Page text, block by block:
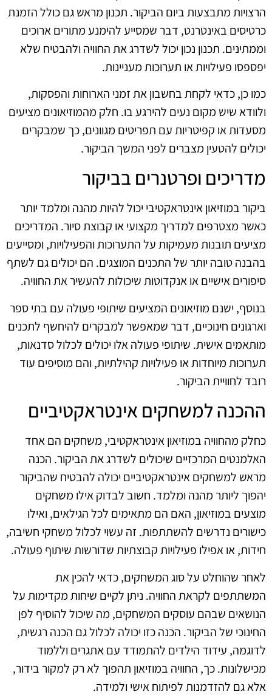
הרצויות מתבצעות ביום הביקור. תכנון מראש גם כולל הזמנת
כרטיסים באינטרנט, דבר שמסייע להימנע מתורים ארוכים
וממתינים. תכנון נכון יכול לשדרג את החוויה ולהבטיח שלא
יפספסו פעילויות או תערוכות מעניינות.
כמו כן, כדאי לקחת בחשבון את זמני הארוחות והפסקות,
ולוודא שיש מקום נעים להירגע בו. חלק מהמוזיאונים מציעים
מסעדות או קפיטריות עם תפריטים מגוונים, כך שמבקרים
יכולים להטעין מצברים לפני המשך הביקור.
מדריכים ופרטנרים בביקור
ביקור במוזיאון אינטראקטיבי יכול להיות מהנה ומלמד יותר
כאשר מצטרפים למדריך מקצועי או קבוצת סיור. המדריכים
מציעים תובנות מעמיקות על התערוכות והפעילויות, ומסייעים
בהבנה טובה יותר של התכנים המוצגים. הם יכולים גם לשתף
סיפורים אישיים או אנקדוטות שיכולות להעשיר את החוויה.
בנוסף, ישנם מוזיאונים המציעים שיתופי פעולה עם בתי ספר
וארגונים חינוכיים, דבר שמאפשר למבקרים להיחשף לתכנים
מותאמים אישית. שיתופי פעולה אלו יכולים לכלול סדנאות,
תערוכות מיוחדות או פעילויות קהילתיות, והם מוסיפים עוד
רובד לחוויית הביקור.
ההכנה למשחקים אינטראקטיביים
כחלק מהחוויה במוזיאון אינטראקטיבי, משחקים הם אחד
האלמנטים המרכזיים שיכולים לשדרג את הביקור. הכנה
מראש למשחקים אינטראקטיביים יכולה להבטיח שהביקור
יהפוך ליותר מהנה ומלמד. חשוב לבדוק אילו משחקים
מוצעים במוזיאון, האם הם מתאימים לכל הגילאים, ואילו
כישורים נדרשים להשתתפות. זה עשוי לכלול משחקי חשיבה,
חידות, או אפילו פעילויות קבוצתיות שדורשות שיתוף פעולה.
לאחר שהוחלט על סוג המשחקים, כדאי להכין את
המשתתפים לקראת החוויה. ניתן לקיים שיחות מקדימות על
הנושאים שבהם עוסקים המשחקים, מה שיכול להוסיף לפן
החינוכי של הביקור. הכנה כזו יכולה לכלול גם הכנה רגשית,
לדוגמה, עידוד הילדים להתמודד עם אתגרים וללמוד
מכישלונות. כך, החוויה במוזיאון תהפוך לא רק למקור בידור,
אלא גם להזדמנות לפיתוח אישי ולמידה.